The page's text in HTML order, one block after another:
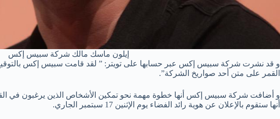
إيلون ماسك مالك شركة سبيس إكس
و قد نشرت شركة سبيس إكس عبر حسابها على تويتر: ” لقد قامت سبيس إكس
القمر على متن أحد صواريخ الشركة”.
و أضافت شركة سبيس إكس أنها خطوة مهمة نحو تمكين الأشخاص الذين يرغبون في
أنها ستقوم بالإعلان عن هوية رائد الفضاء يوم الإثنين 17 سبتمبر الجاري.